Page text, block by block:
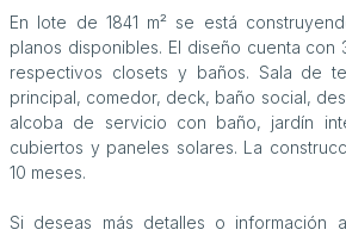
En lote de 1841 m² se está
planos disponibles. El diseño cuenta con
respectivos closets y baños. Sala de
principal, comedor, deck, baño social,
alcoba de servicio con baño, jardín
cubiertos y paneles solares. La
10 meses.
Si deseas más detalles o información